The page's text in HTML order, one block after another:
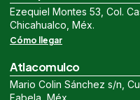
Ezequiel Montes 53, Col.
Chicahualco, Méx.
Cómo llegar
Atlacomulco
Mario Colin Sánchez s/n,